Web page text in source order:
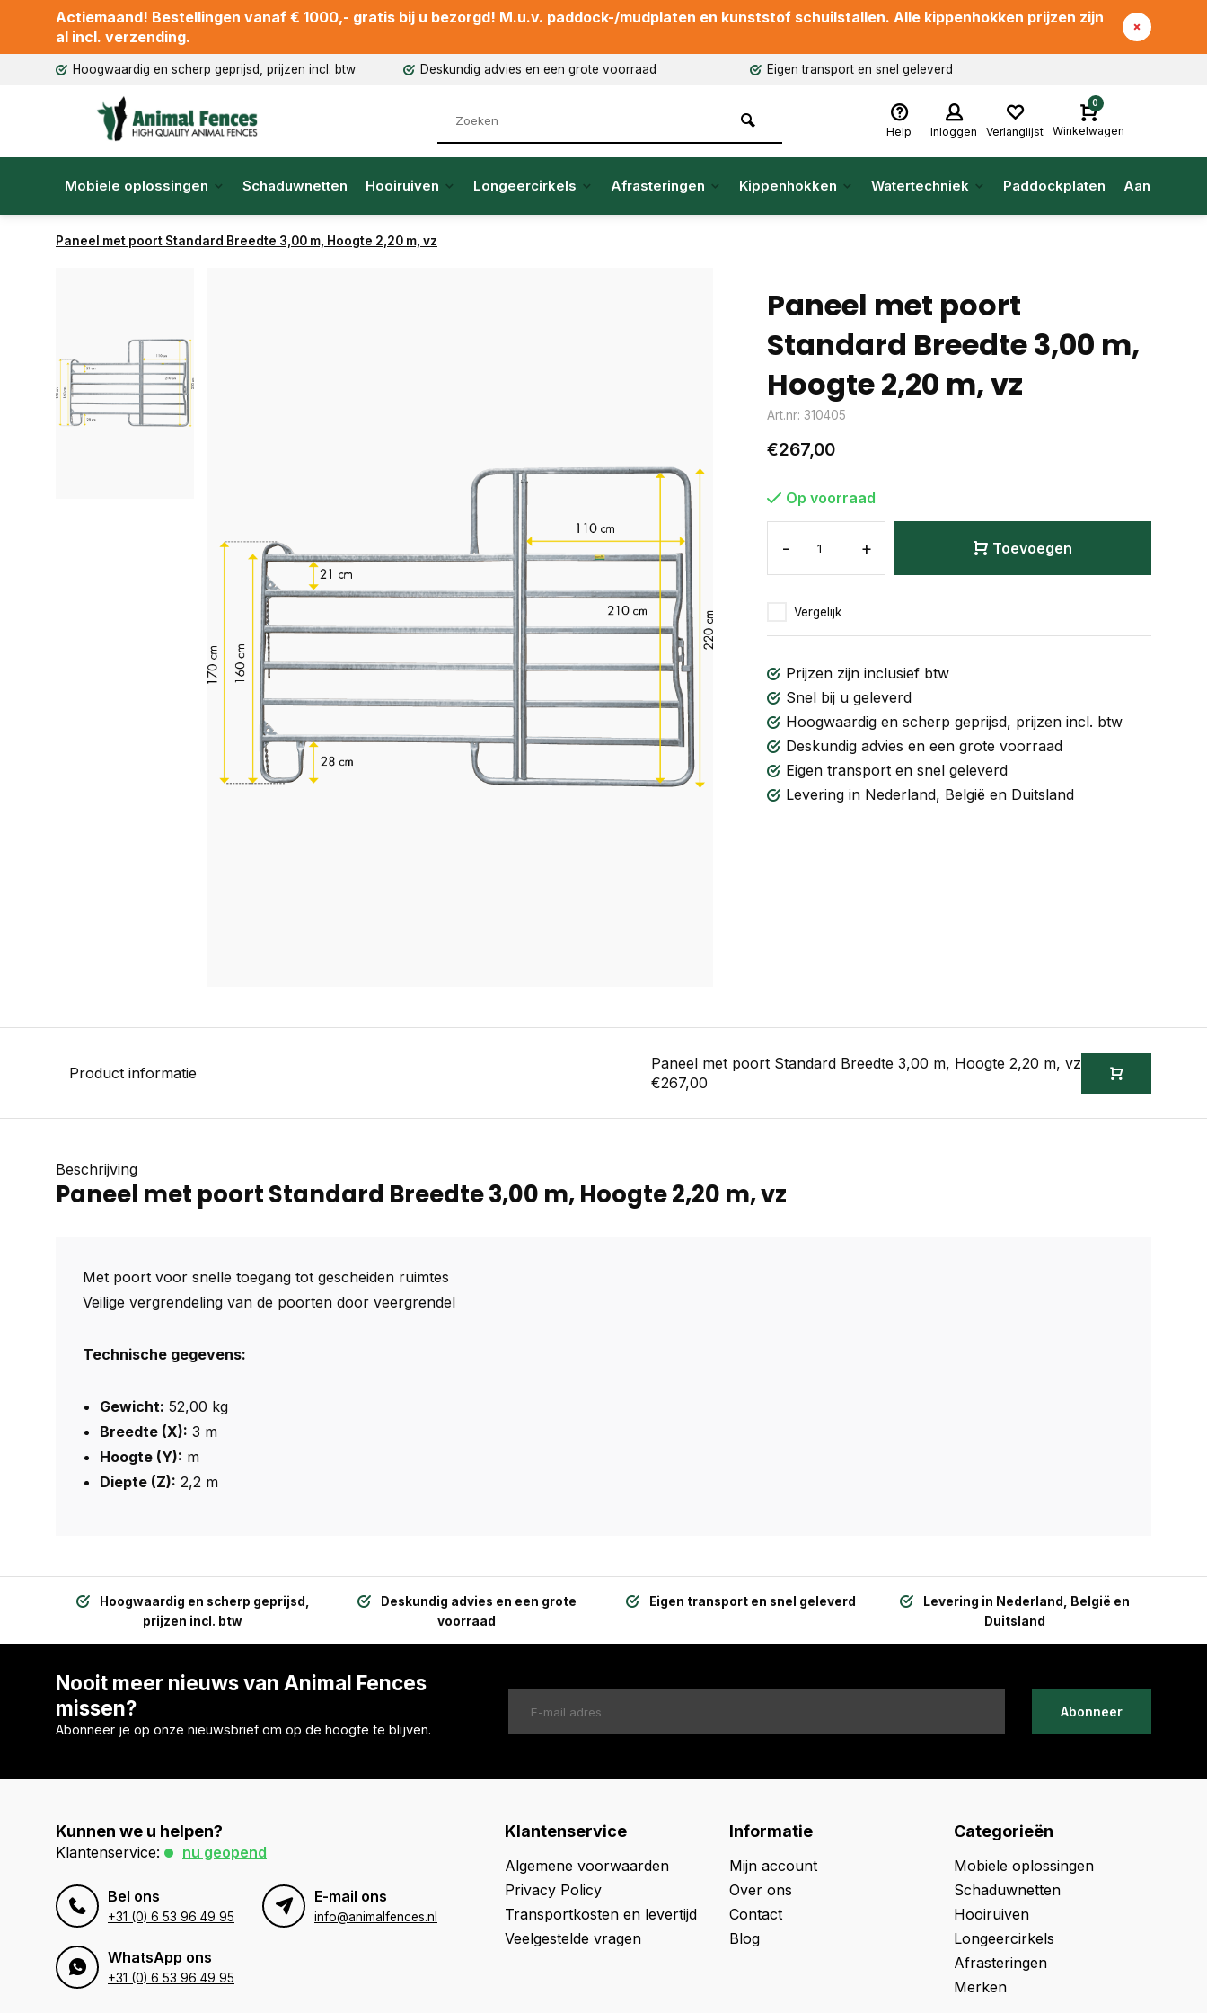
Actiemaand! Bestellingen vanaf € 1000,- gratis bij u bezorgd! M.u.v. paddock-/mudplaten en kunststof schuilstallen. Alle kippenhokken prijzen zijn
al incl. verzending.
Hoogwaardig en scherp geprijsd, prijzen incl. btw Deskundig advies en een grote voorraad Eigen transport en snel geleverd
Help Inloggen Verlanglijst
0
Winkelwagen
Mobiele oplossingen Schaduwnetten Hooiruiven Longeercirkels Afrasteringen Kippenhokken Watertechniek Paddockplaten
Paneel met poort Standard Breedte 3,00 m, Hoogte 2,20 m, vz
Paneel met poort
Standard Breedte 3,00 m,
Hoogte 2,20 m, vz
Art.nr: 310405
€267,00
Op voorraad
- + Toevoegen
Vergelijk
Prijzen zijn inclusief btw
Snel bij u geleverd
Hoogwaardig en scherp geprijsd, prijzen incl. btw
Deskundig advies en een grote voorraad
Eigen transport en snel geleverd
Levering in Nederland, België en Duitsland
Product informatie
Paneel met poort Standard Breedte 3,00 m, Hoogte 2,20 m, vz
€267,00
Beschrijving
Paneel met poort Standard Breedte 3,00 m, Hoogte 2,20 m, vz
Met poort voor snelle toegang tot gescheiden ruimtes
Veilige vergrendeling van de poorten door veergrendel
Technische gegevens:
Gewicht: 52,00 kg
Breedte (X): 3 m
Hoogte (Y): m
Diepte (Z): 2,2 m
Hoogwaardig en scherp geprijsd,
prijzen incl. btw
Deskundig advies en een grote
voorraad
Eigen transport en snel geleverd
Levering in Nederland, België en
Duitsland
Nooit meer nieuws van Animal Fences
missen?
Abonneer je op onze nieuwsbrief om op de hoogte te blijven.
Abonneer
Kunnen we u helpen?
Klantenservice: nu geopend
Bel ons
+31 (0) 6 53 96 49 95
E-mail ons
info@animalfences.nl
WhatsApp ons
+31 (0) 6 53 96 49 95
Klantenservice
Algemene voorwaarden
Privacy Policy
Transportkosten en levertijd
Veelgestelde vragen
Informatie
Mijn account
Over ons
Contact
Blog
Categorieën
Mobiele oplossingen
Schaduwnetten
Hooiruiven
Longeercirkels
Afrasteringen
Merken